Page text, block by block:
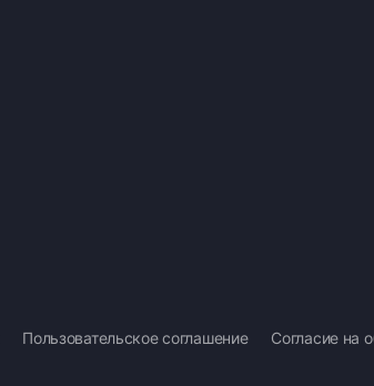
Пользовательское соглашение Согласие на